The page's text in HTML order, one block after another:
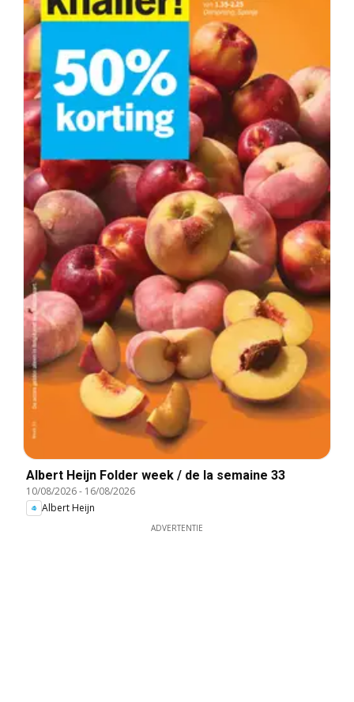
Albert Heijn Folder week / de la semaine 33
10/08/2026- 16/08/2026
Albert Heijn
ADVERTENTIE